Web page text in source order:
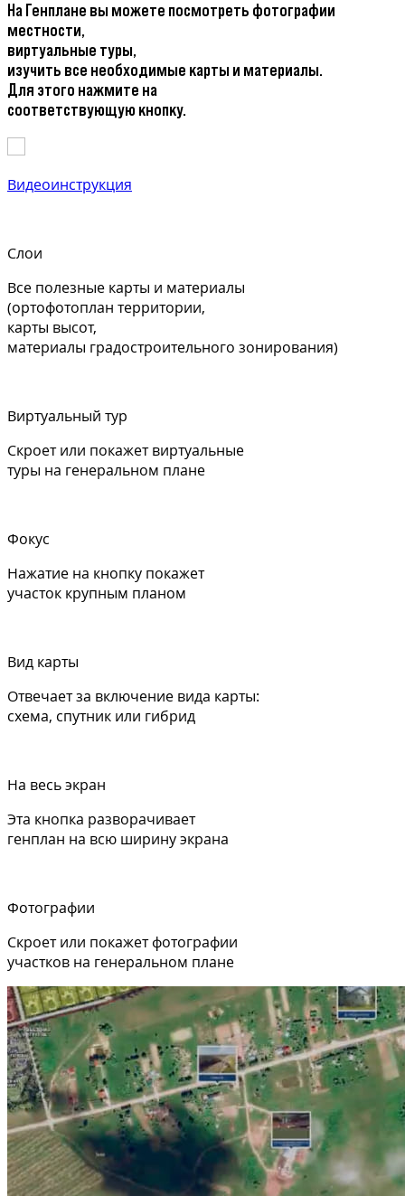
На Генплане вы можете посмотреть фотографии
местности,
виртуальные туры,
изучить все необходимые карты и материалы.
Для этого нажмите на
соответствующую кнопку.
Видеоинструкция
Слои
Все полезные карты и материалы
(ортофотоплан территории,
карты высот,
материалы градостроительного зонирования)
Виртуальный тур
Скроет или покажет виртуальные
туры на генеральном плане
Фокус
Нажатие на кнопку покажет
участок крупным планом
Вид карты
Отвечает за включение вида карты:
схема, спутник или гибрид
На весь экран
Эта кнопка разворачивает
генплан на всю ширину экрана
Фотографии
Скроет или покажет фотографии
участков на генеральном плане